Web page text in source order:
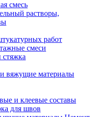
смесь
растворы,
работ
смеси
вяжущие материалы
и клеевые составы
для швов